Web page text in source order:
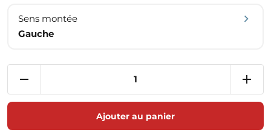
Sens montée
Gauche
Ajouter au panier